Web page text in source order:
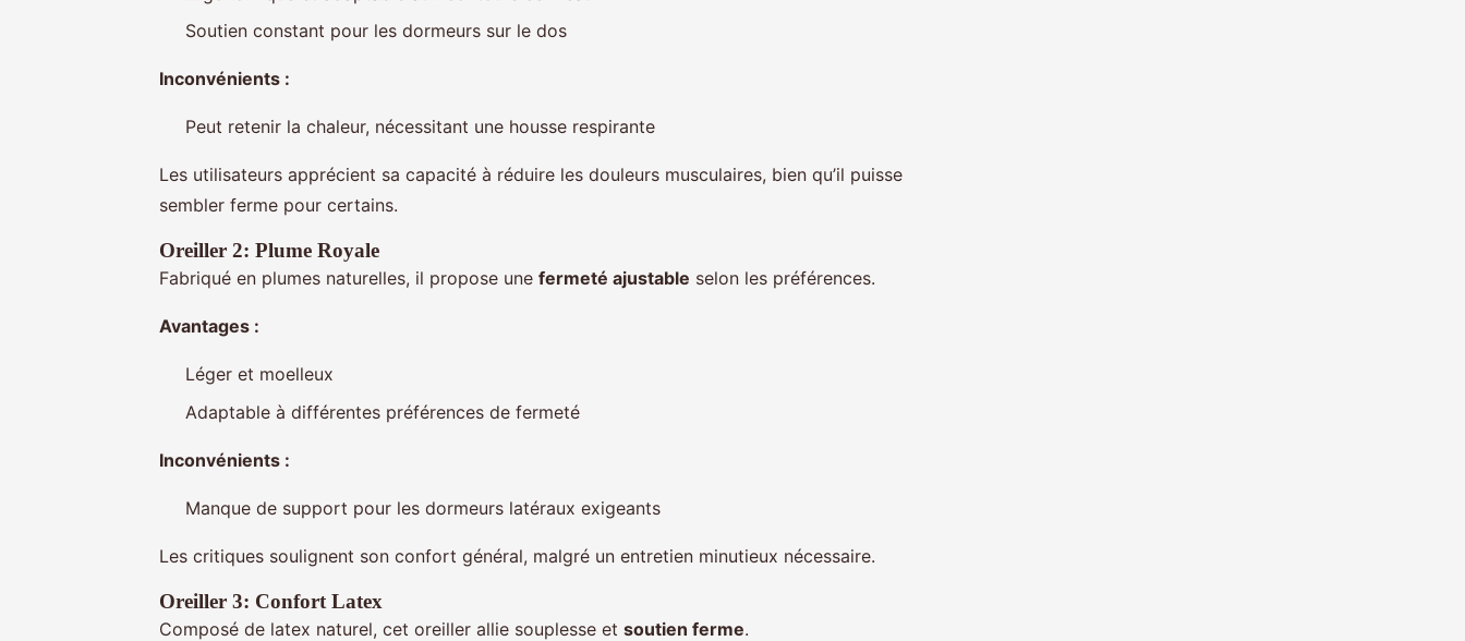
Soutien constant pour les dormeurs sur le dos
Inconvénients :
Peut retenir la chaleur, nécessitant une housse respirante
Les utilisateurs apprécient sa capacité à réduire les douleurs musculaires, bien qu’il puisse
sembler ferme pour certains.
Oreiller 2: Plume Royale
Fabriqué en plumes naturelles, il propose une fermeté ajustable selon les préférences.
Avantages :
Léger et moelleux
Adaptable à différentes préférences de fermeté
Inconvénients :
Manque de support pour les dormeurs latéraux exigeants
Les critiques soulignent son confort général, malgré un entretien minutieux nécessaire.
Oreiller 3: Confort Latex
Composé de latex naturel, cet oreiller allie souplesse et soutien ferme.